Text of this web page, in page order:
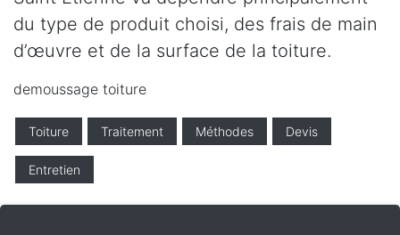
du type de produit choisi, des frais de main
d’œuvre et de la surface de la toiture.
demoussage toiture
Toiture Traitement Méthodes Devis
Entretien